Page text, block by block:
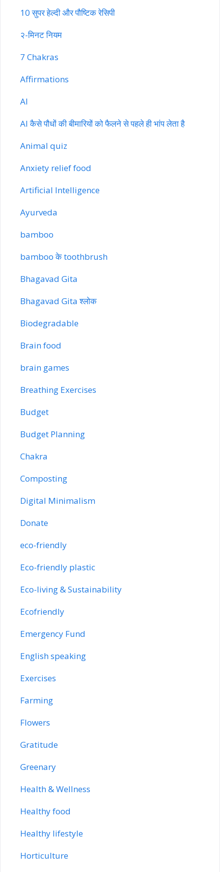
10 सुपर हेल्दी और पौष्टिक रेसिपी
२-मिनट नियम
7 Chakras
Affirmations
AI
AI कैसे पौधों की बीमारियों को फैलने से पहले ही भांप लेता है
Animal quiz
Anxiety relief food
Artificial Intelligence
Ayurveda
bamboo
bamboo के toothbrush
Bhagavad Gita
Bhagavad Gita श्लोक
Biodegradable
Brain food
brain games
Breathing Exercises
Budget
Budget Planning
Chakra
Composting
Digital Minimalism
Donate
eco-friendly
Eco-friendly plastic
Eco-living & Sustainability
Ecofriendly
Emergency Fund
English speaking
Exercises
Farming
Flowers
Gratitude
Greenary
Health & Wellness
Healthy food
Healthy lifestyle
Horticulture